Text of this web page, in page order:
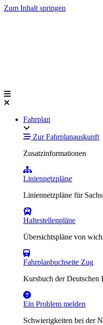
Zum Inhalt springen
Fahrplan
Zur Fahrplanauskunft
Zusatzinformationen
Liniennetzpläne
Liniennetzpläne für
Haltestellenpläne
Übersichtspläne von
Fahrplanbuchseite Zug
Kursbuch der Deutschen
Ein Problem melden
Schwierigkeiten bei der